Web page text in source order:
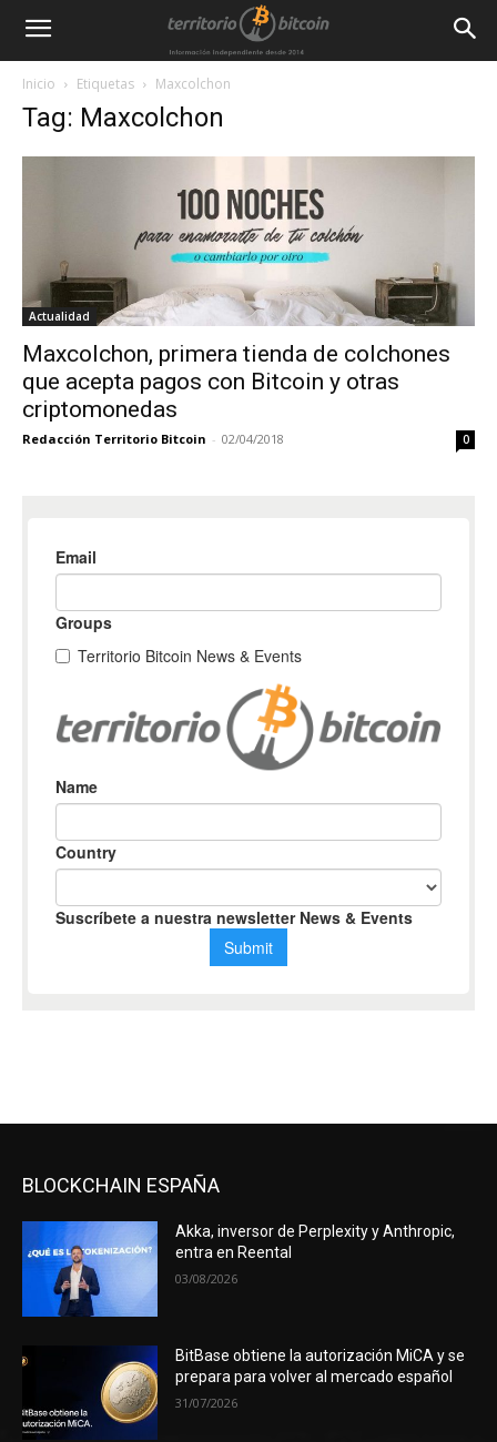
Inicio Etiquetas Maxcolchon
Tag: Maxcolchon
Actualidad
Maxcolchon, primera tienda de colchones
que acepta pagos con Bitcoin y otras
criptomonedas
Redacción Territorio Bitcoin - 02/04/2018 0
BLOCKCHAIN ESPAÑA
Akka, inversor de Perplexity y Anthropic,
entra en Reental
03/08/2026
BitBase obtiene la autorización MiCA y se
prepara para volver al mercado español
31/07/2026